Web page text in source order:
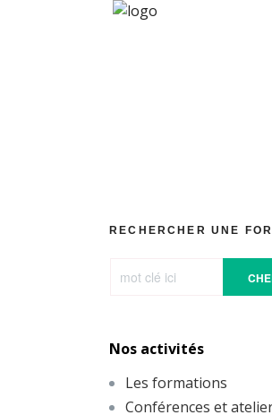
RECHERCHER UNE
Nos activités
Les formations
Conférences et